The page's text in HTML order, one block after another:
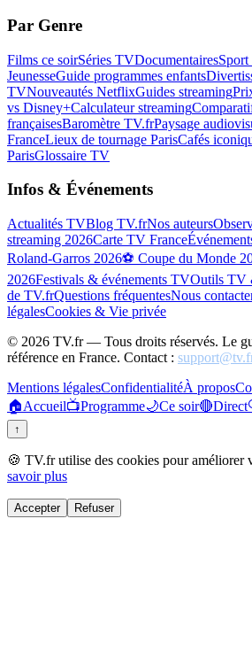
Par Genre
Films ce soirSéries TVDocumentairesSport
JeunesseGuide programmes enfants
TVNouveautés NetflixGuides streaming
vs Disney+Calculateur streaming
françaisesBaromètre TV.frPaysage
FranceLieux de tournage ParisCafés
ParisGlossaire TV
Infos & Événements
Actualités TVBlog TV.frNos auteurs
streaming 2026Carte TV France
Roland-Garros 2026⚽ Coupe du Monde
2026Festivals & événements TVOutils TV
de TV.frQuestions fréquentesNous
légalesCookies & Vie privée
© 2026 TV.fr — Tous droits réservés. Le
référence en France. Contact :
Mentions légalesConfidentialitéÀ propos
🏠Accueil📺Programme🌙Ce soir🔴Direct
↑
🍪 TV.fr utilise des cookies pour améliorer
savoir plus
Accepter Refuser